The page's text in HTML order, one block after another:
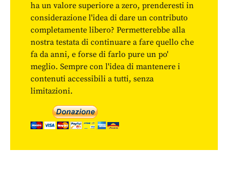
ha un valore superiore a zero, prenderesti in
considerazione l'idea di dare un contributo
completamente libero? Permetterebbe alla
nostra testata di continuare a fare quello che
fa da anni, e forse di farlo pure un po'
meglio. Sempre con l'idea di mantenere i
contenuti accessibili a tutti, senza
limitazioni.